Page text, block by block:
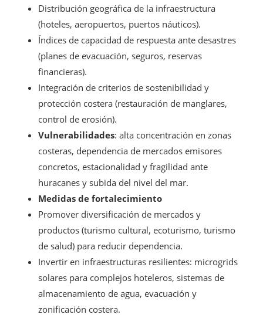
Distribución geográfica de la infraestructura
(hoteles, aeropuertos, puertos náuticos).
Índices de capacidad de respuesta ante desastres
(planes de evacuación, seguros, reservas
financieras).
Integración de criterios de sostenibilidad y
protección costera (restauración de manglares,
control de erosión).
Vulnerabilidades: alta concentración en zonas
costeras, dependencia de mercados emisores
concretos, estacionalidad y fragilidad ante
huracanes y subida del nivel del mar.
Medidas de fortalecimiento
Promover diversificación de mercados y
productos (turismo cultural, ecoturismo, turismo
de salud) para reducir dependencia.
Invertir en infraestructuras resilientes: microgrids
solares para complejos hoteleros, sistemas de
almacenamiento de agua, evacuación y
zonificación costera.